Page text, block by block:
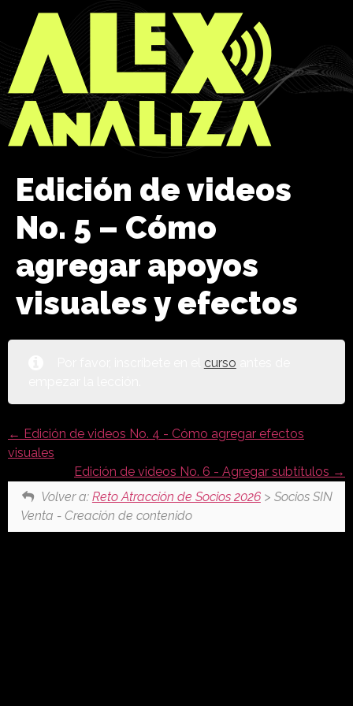
Edición de videos
No. 5 – Cómo
agregar apoyos
visuales y efectos
curso
Edición de videos No. 4 - Cómo agregar efectos
visuales
Edición de videos No. 6 - Agregar subtítulos
Volver a: Reto Atracción de Socios 2026> Socios SIN
Venta - Creación de contenido